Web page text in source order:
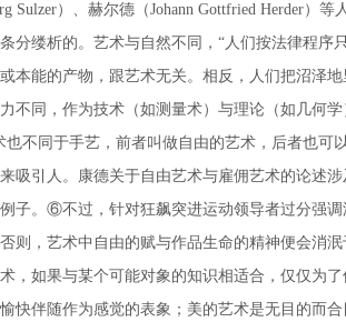
Sulzer）、赫尔德（Johann Gottfried Herder
缕析的。艺术与自然不同，“人们按法律程序
本能的产物，跟艺术无关。相反，人们把沼泽
不同，作为技术（如测量术）与理论（如几何
不同于手艺，前者叫做自由的艺术，后者也
吸引人。康德关于自由艺术与雇佣艺术的论述
子。⑥不过，针对狂飙突进运动领导者过分强
则，艺术中自由的赋与作品生命的精神便会消
如果与某个可能对象的知识相适合，仅仅为了
快伴随作为感觉的表象；美的艺术是无目的而